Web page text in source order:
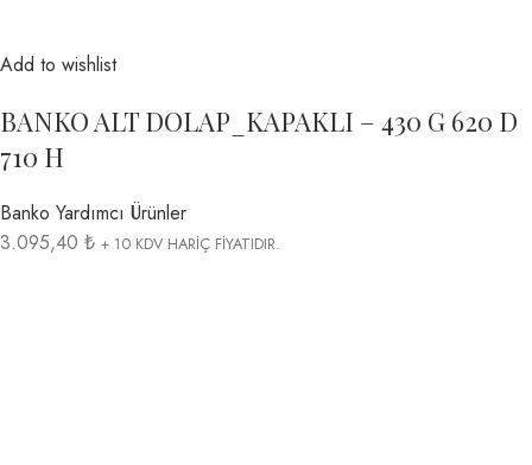
Add to wishlist
BANKO ALT DOLAP_KAPAKLI – 430 G 620 D
710 H
Banko Yardımcı Ürünler
3.095,40 ₺ + 10 KDV HARİÇ FİYATIDIR.